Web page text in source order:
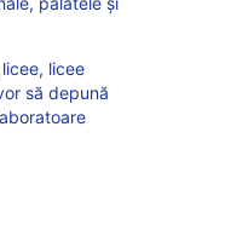
licee
să depună